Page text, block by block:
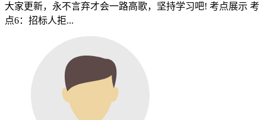
大家更新，永不言弃才会一路高歌，坚持学习吧! 考点展示 考
点6：招标人拒...